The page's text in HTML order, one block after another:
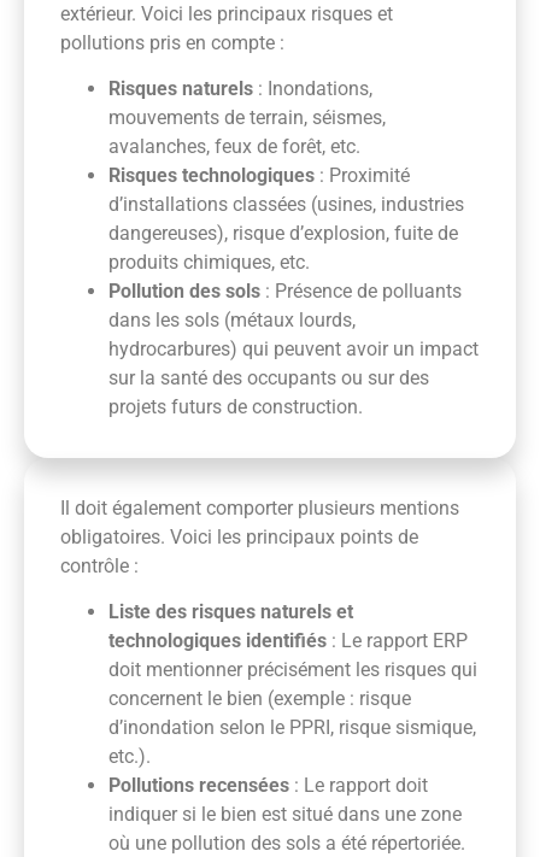
extérieur. Voici les principaux risques et
pollutions pris en compte :
Risques naturels : Inondations,
mouvements de terrain, séismes,
avalanches, feux de forêt, etc.
Risques technologiques : Proximité
d’installations classées (usines, industries
dangereuses), risque d’explosion, fuite de
produits chimiques, etc.
Pollution des sols : Présence de polluants
dans les sols (métaux lourds,
hydrocarbures) qui peuvent avoir un impact
sur la santé des occupants ou sur des
projets futurs de construction.
Il doit également comporter plusieurs mentions
obligatoires. Voici les principaux points de
contrôle :
Liste des risques naturels et
technologiques identifiés : Le rapport ERP
doit mentionner précisément les risques qui
concernent le bien (exemple : risque
d’inondation selon le PPRI, risque sismique,
etc.).
Pollutions recensées : Le rapport doit
indiquer si le bien est situé dans une zone
où une pollution des sols a été répertoriée.